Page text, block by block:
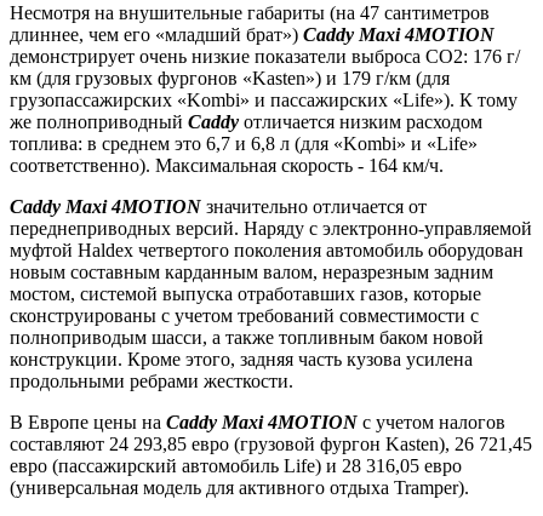
Несмотря на внушительные габариты (на 47 сантиметров
длиннее, чем его «младший брат») Caddy Maxi 4MOTION
демонстрирует очень низкие показатели выброса CO2: 176 г/
км (для грузовых фургонов «Kasten») и 179 г/км (для
грузопассажирских «Kombi» и пассажирских «Life»). К тому
же полноприводный Caddy отличается низким расходом
топлива: в среднем это 6,7 и 6,8 л (для «Kombi» и «Life»
соответственно). Максимальная скорость - 164 км/ч.
Caddy Maxi 4MOTION значительно отличается от
переднеприводных версий. Наряду с электронно-управляемой
муфтой Haldex четвертого поколения автомобиль оборудован
новым составным карданным валом, неразрезным задним
мостом, системой выпуска отработавших газов, которые
сконструированы с учетом требований совместимости с
полноприводым шасси, а также топливным баком новой
конструкции. Кроме этого, задняя часть кузова усилена
продольными ребрами жесткости.
В Европе цены на Caddy Maxi 4MOTION с учетом налогов
составляют 24 293,85 евро (грузовой фургон Kasten), 26 721,45
евро (пассажирский автомобиль Life) и 28 316,05 евро
(универсальная модель для активного отдыха Tramper).